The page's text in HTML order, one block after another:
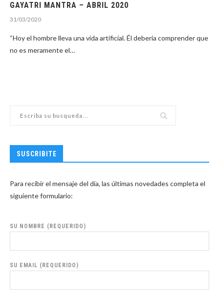
GAYATRI MANTRA – ABRIL 2020
31/03/2020
“Hoy el hombre lleva una vida artificial. Él debería comprender que
no es meramente el…
SUSCRIBITE
Para recibir el mensaje del día, las últimas novedades completa el
siguiente formulario:
SU NOMBRE (REQUERIDO)
SU EMAIL (REQUERIDO)